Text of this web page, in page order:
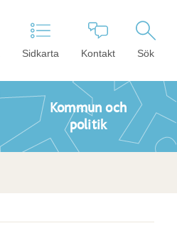
Sidkarta Kontakt Sök
Kommun och
politik